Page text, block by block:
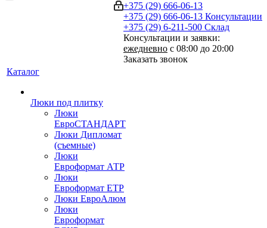
+375 (29) 666-06-13
+375 (29) 666-06-13 Консультации
+375 (29) 6-211-500 Склад
Консультации и заявки:
ежедневно с 08:00 до 20:00
Заказать звонок
Каталог
Люки под плитку
Люки
ЕвроСТАНДАРТ
Люки Дипломат
(съемные)
Люки
Евроформат АТР
Люки
Евроформат ЕТР
Люки ЕвроАлюм
Люки
Евроформат